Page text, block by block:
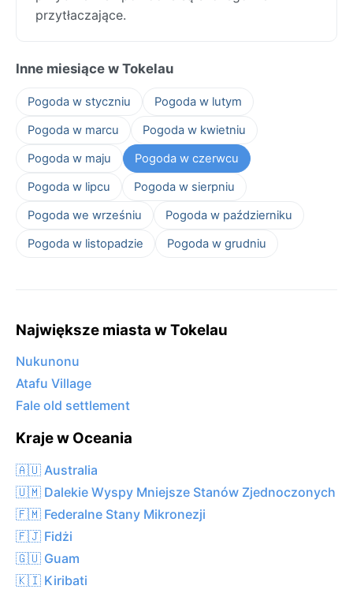
przytłaczające.
Inne miesiące w Tokelau
Pogoda w styczniu
Pogoda w lutym
Pogoda w marcu
Pogoda w kwietniu
Pogoda w maju
Pogoda w czerwcu
Pogoda w lipcu
Pogoda w sierpniu
Pogoda we wrześniu
Pogoda w październiku
Pogoda w listopadzie
Pogoda w grudniu
Największe miasta w Tokelau
Nukunonu
Atafu Village
Fale old settlement
Kraje w Oceania
🇦🇺 Australia
🇺🇲 Dalekie Wyspy Mniejsze Stanów Zjednoczonych
🇫🇲 Federalne Stany Mikronezji
🇫🇯 Fidżi
🇬🇺 Guam
🇰🇮 Kiribati